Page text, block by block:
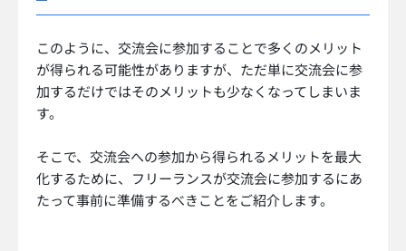
このように、交流会に参加することで多くのメリット
が得られる可能性がありますが、ただ単に交流会に参
加するだけではそのメリットも少なくなってしまいま
す。
そこで、交流会への参加から得られるメリットを最大
化するために、フリーランスが交流会に参加するにあ
たって事前に準備するべきことをご紹介します。